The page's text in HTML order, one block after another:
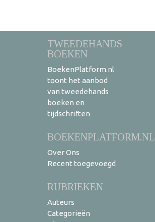
TWEEDEHANDS
BOEKEN
BoekenPlatform.nl
toont het aanbod
van tweedehands
boeken en
tijdschriften
BOEKENPLATFORM.NL
Over Ons
Recent toegevoegd
RUBRIEKEN
Auteurs
Categorieën